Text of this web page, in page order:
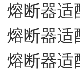
熔断器适
熔断器适
熔断器适